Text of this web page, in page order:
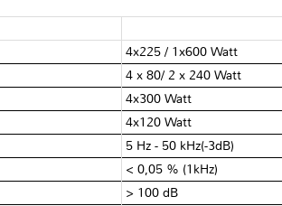
4x225 / 1x600 Watt
4 x 80/ 2 x 240 Watt
4x300 Watt
4x120 Watt
5 Hz - 50 kHz(-3dB)
< 0,05 % (1kHz)
> 100 dB